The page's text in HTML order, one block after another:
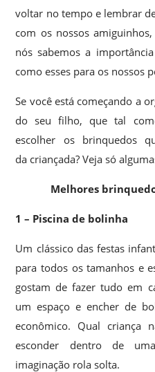
voltar no tempo e lembrar
com os nossos
nós sabemos a
como esses para os nossos
Se você está começando a
do seu filho, que tal
escolher os brinquedos
da criançada? Veja só
Melhores
1 – Piscina de bolinha
Um clássico das festas
para todos os tamanhos e
gostam de fazer tudo em
um espaço e encher de
econômico. Qual criança
esconder dentro de
imaginação rola solta.